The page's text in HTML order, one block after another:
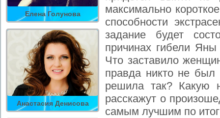
Елена Голунова
Анастасия Денисова
максимально
способности
задание будет
причинах гибели
Что заставило
правда никто не
решила так? Какую
расскажут о
самым лучшим по